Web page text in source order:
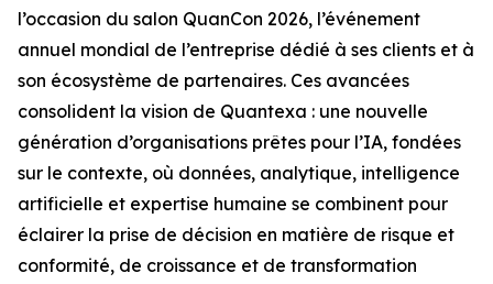
l’occasion du salon QuanCon 2026, l’événement
annuel mondial de l’entreprise dédié à ses clients et à
son écosystème de partenaires. Ces avancées
consolident la vision de Quantexa : une nouvelle
génération d’organisations prêtes pour l’IA, fondées
sur le contexte, où données, analytique, intelligence
artificielle et expertise humaine se combinent pour
éclairer la prise de décision en matière de risque et
conformité, de croissance et de transformation